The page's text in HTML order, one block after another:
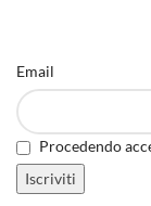
Email
Procedendo